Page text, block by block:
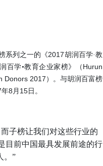
系列之一的《2017胡润百学·教
百学•教育企业家榜》（Hurun
Donors 2017 ）。与胡润百富榜
年8 月 15 日。
子榜让我们对这些行业的
目前中国最具发展前途的行
。”